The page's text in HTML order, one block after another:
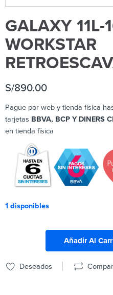
GALAXY 11L-
WORKSTAR
S/890.00
Pague por web y tienda física
tarjetas BBVA, BCP Y DINERS
en tienda física
1 disponibles
Añadir Al
Deseados